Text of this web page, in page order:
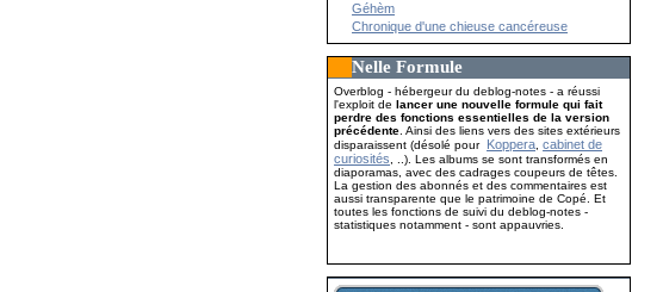
Géhèm
Chronique d'une chieuse cancéreuse
Nelle Formule
Overblog - hébergeur du deblog-notes - a réussi
l'exploit delancer une nouvelle formule qui fait
perdre des fonctions essentielles de la version
précédente . Ainsi des liens vers des sites extérieurs
disparaissent (désolé pour Koppera ,cabinet de
curiosités , ..). Les albums se sont transformés en
diaporamas, avec des cadrages coupeurs de têtes.
La gestion des abonnés et des commentaires est
aussi transparente que le patrimoine de Copé. Et
toutes les fonctions de suivi du deblog-notes -
statistiques notamment - sont appauvries.